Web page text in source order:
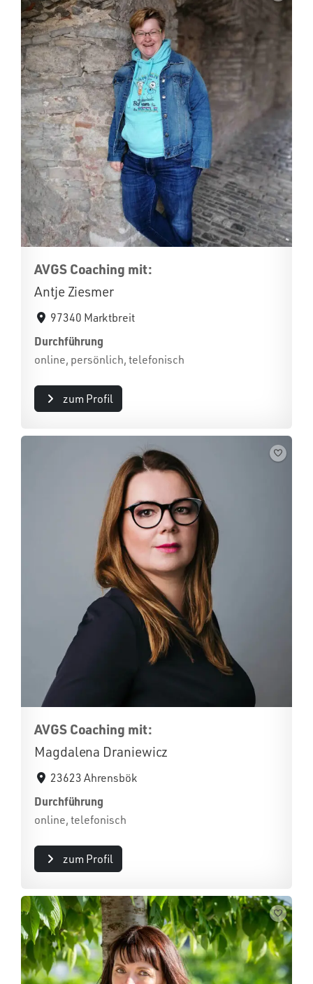
AVGS Coaching mit:
Antje Ziesmer
97340 Marktbreit
Durchführung
online, persönlich, telefonisch
zum Profil
AVGS Coaching mit:
Magdalena Draniewicz
23623 Ahrensbök
Durchführung
online, telefonisch
zum Profil